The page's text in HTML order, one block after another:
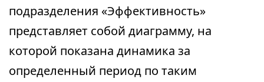
подразделения «Эффективность»
представляет собой диаграмму, на
которой показана динамика за
определенный период по таким